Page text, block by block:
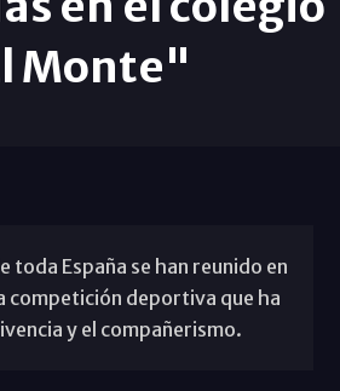
Monte"
toda España se han reunido en
competición deportiva que ha
y el compañerismo.